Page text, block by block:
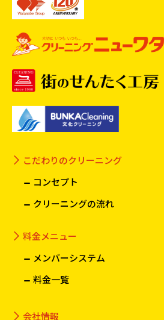
こだわりのクリーニング
コンセプト
クリーニングの流れ
料金メニュー
メンバーシステム
料金一覧
会社情報